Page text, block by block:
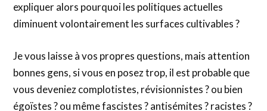
expliquer alors pourquoi les politiques actuelles
diminuent volontairement les surfaces cultivables ?
Je vous laisse à vos propres questions, mais attention
bonnes gens, si vous en posez trop, il est probable que
vous deveniez complotistes, révisionnistes ? ou bien
égoïstes ? ou même fascistes ? antisémites ? racistes ?